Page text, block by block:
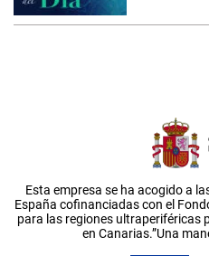
Esta empresa se ha acogido a
España cofinanciadas con el
para las regiones ultraperiféricas
en Canarias.”Una